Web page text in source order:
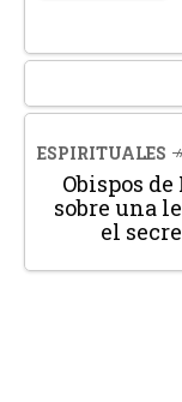
ESPIRITUALES
Obispos
sobre una
el